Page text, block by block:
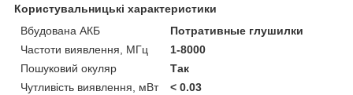
Користувальницькі характеристики
Вбудована АКБ
Потративные глушилки
Частоти виявлення, МГц
1-8000
Пошуковий окуляр
Так
Чутливість виявлення, мВт
< 0.03